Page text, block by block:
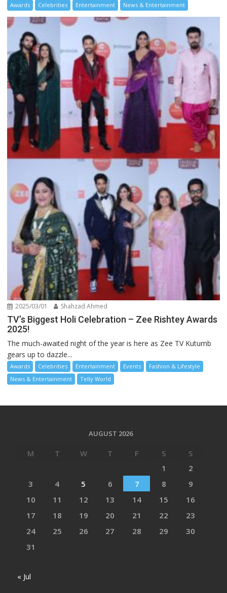
Awards Celebrities Entertainment News & Entertainment
2025/03/01 Shahzad Ahmed
TV’s Biggest Holi Celebration – Zee Rishtey Awards
2025!
The much-awaited night of the year is here as Zee TV Kutumb
gears up to dazzle...
Awards Celebrities Entertainment Events
Fashion & Lifestyle
News & Entertainment
Telly World
AUGUST 2026
M T W T F S
S
1
2
3
4 5 6 7 8
9
10
11 12 13 14 15
16
17
18 19 20 21 22
23
24
25 26 27 28 29
30
31
« Jul